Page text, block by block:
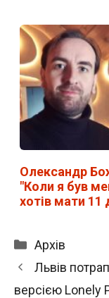
Олександр
"Коли я був
хотів мати 11
Категорії
Архів
Львів
версією Lonely